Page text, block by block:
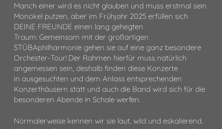
Manch einer wird es nicht glauben und muss erstmal sein
Monokel putzen, aber im Frühjahr 2025 erfüllen sich
DEINE FREUNDE einen lang gehegten
Traum: Gemeinsam mit der großartigen
STÜBAphilharmonie gehen sie auf eine ganz besondere
Orchester-Tour! Der Rahmen hierfür muss natürlich
angemessen sein, deshalb finden diese Konzerte
in ausgesuchten und dem Anlass entsprechenden
Konzerthäusern statt und auch die Band wird sich für die
besonderen Abende in Schale werfen.
Normalerweise kennen wir sie laut, wild und eskalierend.